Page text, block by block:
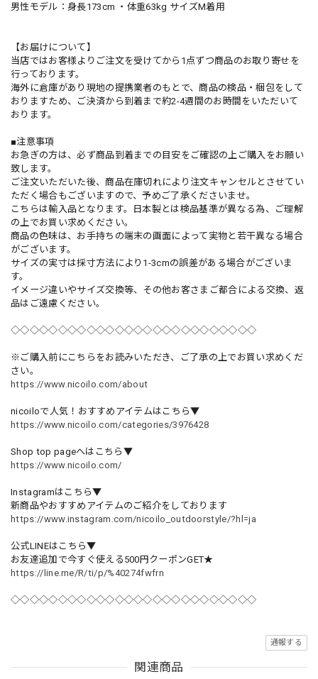
男性モデル：身長173cm ・体重63kg サイズM着用
【お届けについて】
当店ではお客様よりご注文を受けてから1点ずつ商品のお取り寄せを
行っております。
海外に倉庫があり現地の提携業者のもとで、商品の検品・梱包をして
おりますため、ご決済から到着まで約2-4週間のお時間をいただいて
おります。
■注意事項
お急ぎの方は、必ず商品到着までの目安をご確認の上ご購入をお願い
致します。
ご注文いただいた後、商品在庫切れにより注文キャンセルとさせてい
ただく場合もございますので、予めご了承くださいませ。
こちらは輸入品となります。日本製とは検品基準が異なる為、ご理解
の上でお買い求めください。
商品の色味は、お手持ちの端末の画面によって実物と若干異なる場合
がございます。
サイズの実寸は採寸方法により1-3cmの誤差がある場合がございま
す。
イメージ違いやサイズ交換等、その他お客さまご都合による交換、返
品はご遠慮ください。
◇◇◇◇◇◇◇◇◇◇◇◇◇◇◇◇◇◇◇◇◇◇◇◇◇◇
※ご購入前にこちらをお読みいただき、ご了承の上でお買い求めくだ
さい。
https://www.nicoilo.com/about
nicoiloで人気！おすすめアイテムはこちら▼
https://www.nicoilo.com/categories/3976428
Shop top pageへはこちら▼
https://www.nicoilo.com/
Instagramはこちら▼
新商品やおすすめアイテムのご紹介をしております
https://www.instagram.com/nicoilo_outdoorstyle/?hl=ja
公式LINEはこちら▼
お友達追加で今すぐ使える500円クーポンGET★
https://line.me/R/ti/p/%40274fwfrn
◇◇◇◇◇◇◇◇◇◇◇◇◇◇◇◇◇◇◇◇◇◇◇◇◇◇
通報する
関連商品